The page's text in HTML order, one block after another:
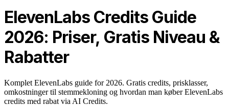
ElevenLabs Credits Guide
2026: Priser, Gratis Niveau &
Rabatter
Komplet ElevenLabs guide for 2026. Gratis credits, prisklasser,
omkostninger til stemmekloning og hvordan man køber ElevenLabs
credits med rabat via AI Credits.